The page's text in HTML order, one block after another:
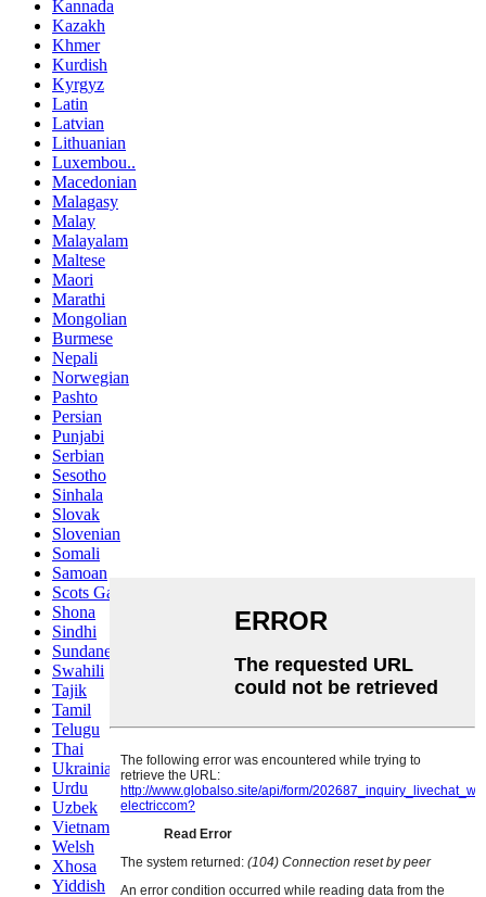
Kannada
Kazakh
Khmer
Kurdish
Kyrgyz
Latin
Latvian
Lithuanian
Luxembou..
Macedonian
Malagasy
Malay
Malayalam
Maltese
Maori
Marathi
Mongolian
Burmese
Nepali
Norwegian
Pashto
Persian
Punjabi
Serbian
Sesotho
Sinhala
Slovak
Slovenian
Somali
Samoan
Scots Gaelic
Shona
Sindhi
Sundanese
Swahili
Tajik
Tamil
Telugu
Thai
Ukrainian
Urdu
Uzbek
Vietnamese
Welsh
Xhosa
Yiddish